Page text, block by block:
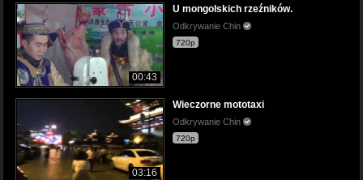
00:43
U mongolskich rzeźników.
Odkrywanie Chin
720p
03:16
Wieczorne mototaxi
Odkrywanie Chin
720p